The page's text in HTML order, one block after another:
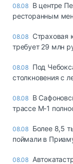
08.08 В центре
ресторанным
08.08 Страховая
требует 29 млн
08.08 Под
столкновения с
08.08 В
трассе М-1
08.08 Более 8,5
поймали в
08.08